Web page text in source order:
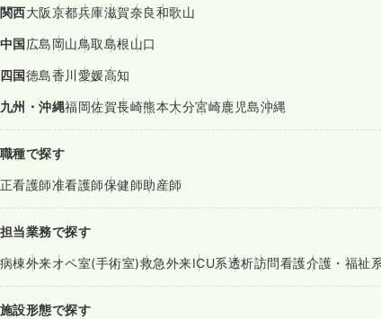
関西大阪京都兵庫滋賀奈良和歌山
中国広島岡山鳥取島根山口
四国徳島香川愛媛高知
九州・沖縄福岡佐賀長崎熊本大分宮崎鹿児島沖縄
職種で探す
正看護師准看護師保健師助産師
担当業務で探す
病棟外来オペ室(手術室)救急外来ICU系透析訪問看護介護・福祉
施設形態で探す